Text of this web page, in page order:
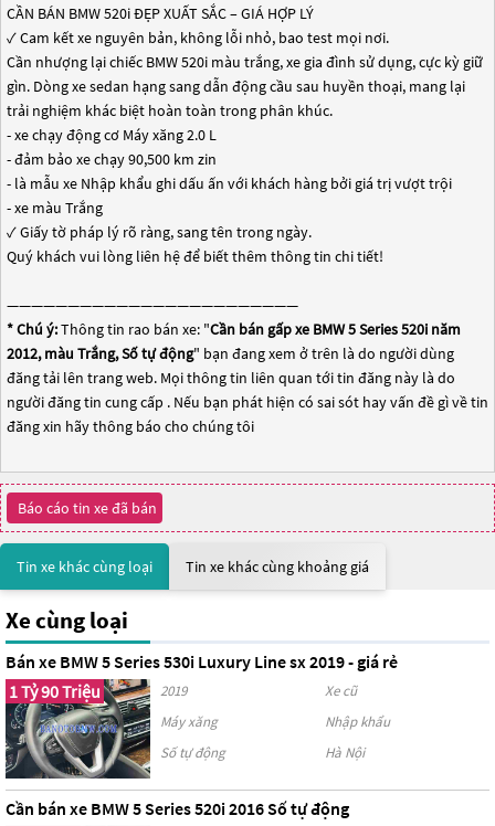
CẦN BÁN BMW 520i ĐẸP XUẤT SẮC – GIÁ HỢP LÝ
✓ Cam kết xe nguyên bản, không lỗi nhỏ, bao test mọi nơi.
Cần nhượng lại chiếc BMW 520i màu trắng, xe gia đình sử dụng, cực kỳ giữ
gìn. Dòng xe sedan hạng sang dẫn động cầu sau huyền thoại, mang lại
trải nghiệm khác biệt hoàn toàn trong phân khúc.
- xe chạy động cơ Máy xăng 2.0 L
- đảm bảo xe chạy 90,500 km zin
- là mẫu xe Nhập khẩu ghi dấu ấn với khách hàng bởi giá trị vượt trội
- xe màu Trắng
✓ Giấy tờ pháp lý rõ ràng, sang tên trong ngày.
Quý khách vui lòng liên hệ để biết thêm thông tin chi tiết!
————————————————————————
* Chú ý:Thông tin rao bán xe: "Cần bán gấp xe BMW 5 Series 520i năm
2012, màu Trắng, Số tự động" bạn đang xem ở trên là do người dùng
đăng tải lên trang web. Mọi thông tin liên quan tới tin đăng này là do
người đăng tin cung cấp . Nếu bạn phát hiện có sai sót hay vấn đề gì về tin
đăng xin hãy thông báo cho chúng tôi
Báo cáo tin xe đã bán
Tin xe khác cùng loại Tin xe khác cùng khoảng giá
Xe cùng loại
Bán xe BMW 5 Series 530i Luxury Line sx 2019 - giá rẻ
1 Tỷ 90 Triệu
2019
Xe cũ
Máy xăng
Nhập khẩu
Số tự động
Hà Nội
Cần bán xe BMW 5 Series 520i 2016 Số tự động